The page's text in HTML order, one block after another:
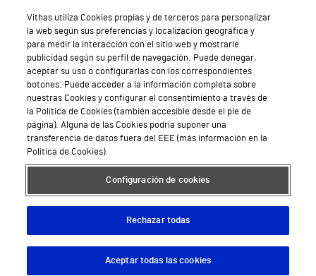
Sobre Vithas
Quiénes somos
Trabajar en Vithas
Teléfono Cita Médica
Teléfono Atención al Cliente
Política de seguridad y salud en el trabajo
Conoce a Supervita
Aviso Legal Política de cookies Política de privacidad Mapa web Protección de datos
Descargar App
Vithas utiliza Cookies propias y de terceros para personalizar
la web según sus preferencias y localización geográfica y
para medir la interacción con el sitio web y mostrarle
publicidad según su perfil de navegación. Puede denegar,
aceptar su uso o configurarlas con los correspondientes
botones. Puede acceder a la información completa sobre
nuestras Cookies y configurar el consentimiento a través de
la Política de Cookies (también accesible desde el pie de
página). Alguna de las Cookies podría suponer una
transferencia de datos fuera del EEE (más información en la
Política de Cookies).
Configuración de cookies
Rechazar todas
Aceptar todas las cookies